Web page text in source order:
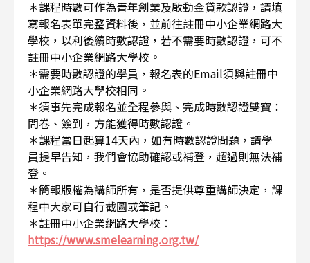
＊課程時數可作為青年創業及啟動金貸款認證，請填
寫報名表單完整資料後，並前往註冊中小企業網路大
學校，以利後續時數認證，若不需要時數認證，可不
註冊中小企業網路大學校。
＊需要時數認證的學員，報名表的Email須與註冊中
小企業網路大學校相同。
＊須事先完成報名並全程參與、完成時數認證雙寶：
問卷、簽到，方能獲得時數認證。
＊課程當日起算14天內，如有時數認證問題，請學
員提早告知，我們會協助確認或補登，超過則無法補
登。
＊簡報版權為講師所有，是否提供尊重講師決定，課
程中大家可自行截圖或筆記。
＊註冊中小企業網路大學校：
https://www.smelearning.org.tw/